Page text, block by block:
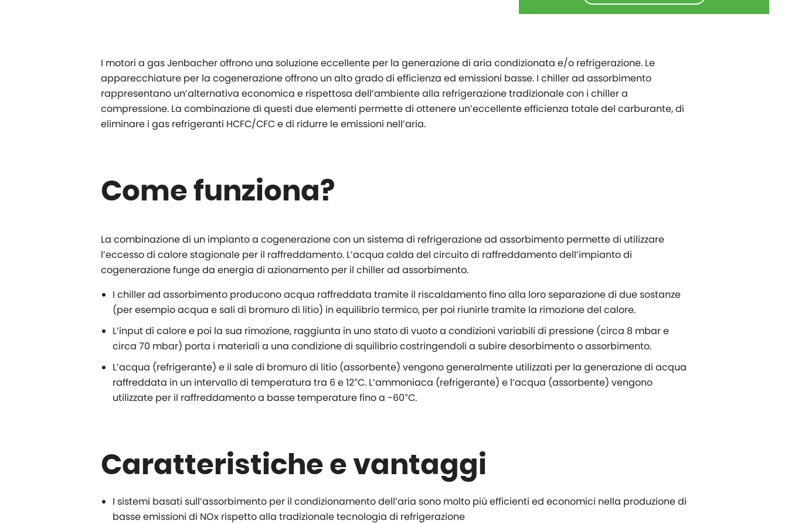
I motori a gas Jenbacher offrono una soluzione eccellente per la generazione di aria condizionata e/o refrigerazione. Le
apparecchiature per la cogenerazione offrono un alto grado di efficienza ed emissioni basse. I chiller ad assorbimento
rappresentano un’alternativa economica e rispettosa dell’ambiente alla refrigerazione tradizionale con i chiller a
compressione. La combinazione di questi due elementi permette di ottenere un’eccellente efficienza totale del carburante, di
eliminare i gas refrigeranti HCFC/CFC e di ridurre le emissioni nell’aria.
Come funziona?
La combinazione di un impianto a cogenerazione con un sistema di refrigerazione ad assorbimento permette di utilizzare
l’eccesso di calore stagionale per il raffreddamento. L’acqua calda del circuito di raffreddamento dell’impianto di
cogenerazione funge da energia di azionamento per il chiller ad assorbimento.
I chiller ad assorbimento producono acqua raffreddata tramite il riscaldamento fino alla loro separazione di due sostanze
(per esempio acqua e sali di bromuro di litio) in equilibrio termico, per poi riunirle tramite la rimozione del calore.
L’input di calore e poi la sua rimozione, raggiunta in uno stato di vuoto a condizioni variabili di pressione (circa 8 mbar e
circa 70 mbar) porta i materiali a una condizione di squilibrio costringendoli a subire desorbimento o assorbimento.
L’acqua (refrigerante) e il sale di bromuro di litio (assorbente) vengono generalmente utilizzati per la generazione di acqua
raffreddata in un intervallo di temperatura tra 6 e 12°C. L’ammoniaca (refrigerante) e l’acqua (assorbente) vengono
utilizzate per il raffreddamento a basse temperature fino a -60°C.
Caratteristiche e vantaggi
I sistemi basati sull’assorbimento per il condizionamento dell’aria sono molto più efficienti ed economici nella produzione di
basse emissioni di NOx rispetto alla tradizionale tecnologia di refrigerazione